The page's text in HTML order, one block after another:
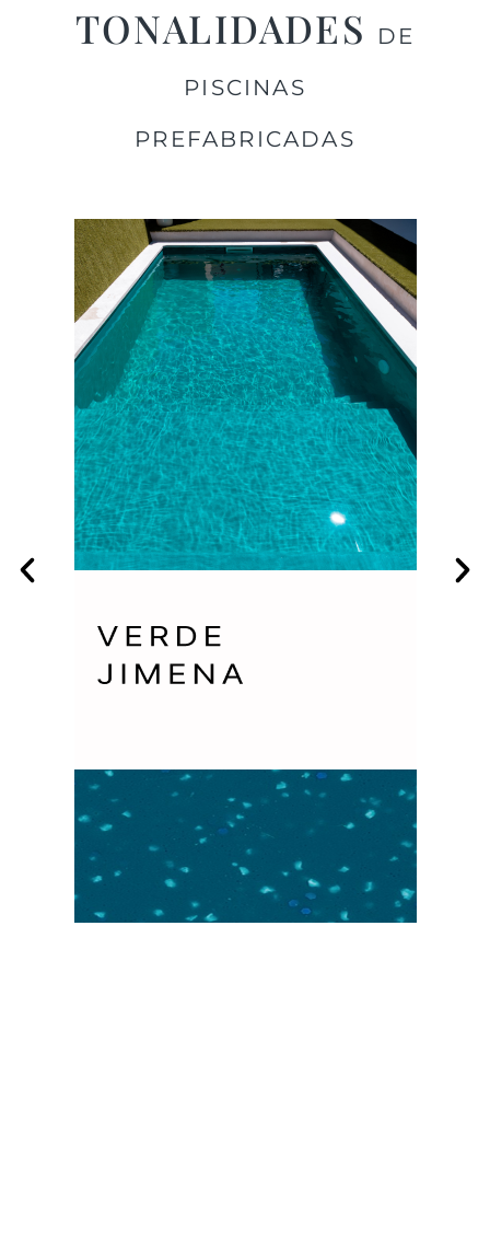
TONALIDADES
DE
PISCINAS
PREFABRICADAS